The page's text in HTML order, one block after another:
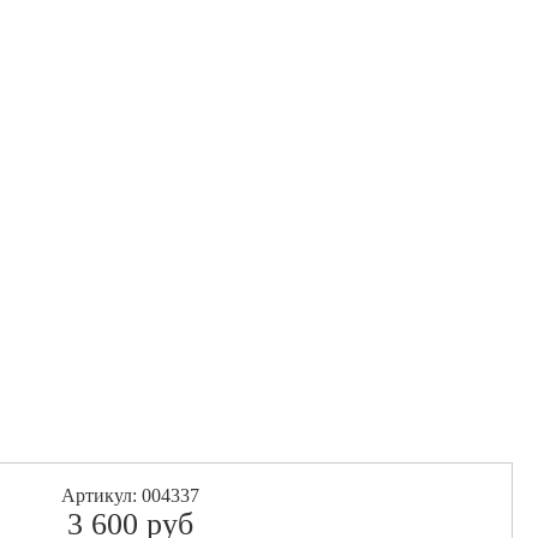
Артикул: 004337
3 600 pуб